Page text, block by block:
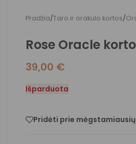
Pradžia/Taro ir orakulo kortos/
Rose Oracle
39,00 €
Išparduota
Pridėti prie mėgstamiausių